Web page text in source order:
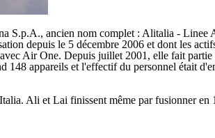
S.p.A., ancien nom complet : Alitalia -
depuis le 5 décembre 2006 et dont les
Air One. Depuis juillet 2001, elle fait
148 appareils et l'effectif du personnel était
Ali et Lai finissent même par fusionner